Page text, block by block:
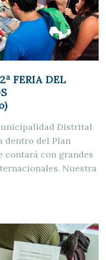
a FERIA DEL
Distrital
dentro del Plan
con grandes
Nuestra